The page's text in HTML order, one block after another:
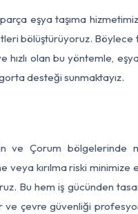
eşya taşıma
bölüştürüyoruz. Böylece
olan bu yöntemle,
desteği sunmaktayız.
ve Çorum bölgelerinde
veya kırılma riski minimize
Bu hem iş gücünden
ve çevre güvenliği